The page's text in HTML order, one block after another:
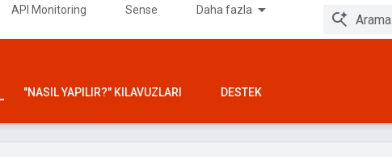
API Monitoring Sense Daha fazla
"NASIL YAPILIR?" KILAVUZLARI DESTEK